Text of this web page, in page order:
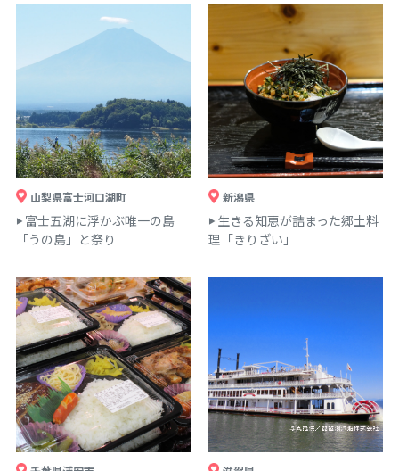
山梨県富士河口湖町
富士五湖に浮かぶ唯一の島
「うの島」と祭り
新潟県
生きる知恵が詰まった郷土料
理「きりざい」